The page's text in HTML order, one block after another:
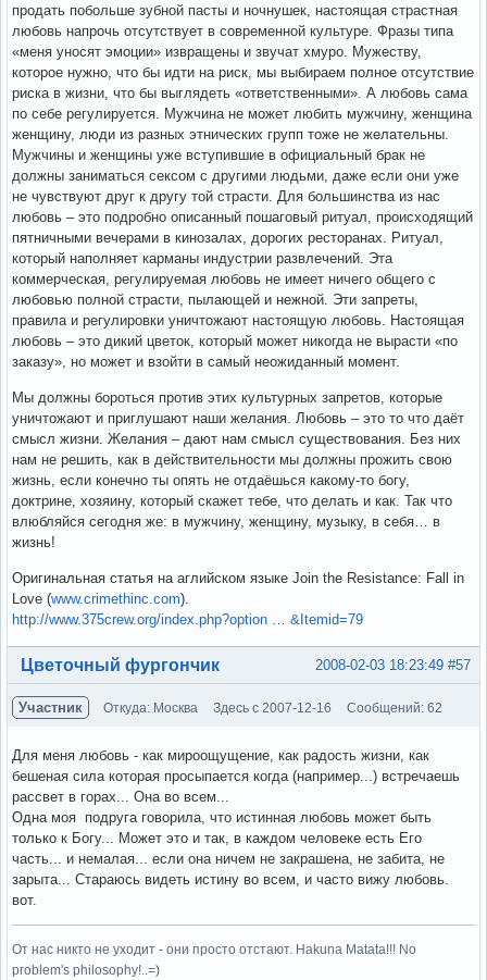
продать побольше зубной пасты и ночнушек, настоящая страстная
любовь напрочь отсутствует в современной культуре. Фразы типа
«меня уносят эмоции» извращены и звучат хмуро. Мужеству,
которое нужно, что бы идти на риск, мы выбираем полное отсутствие
риска в жизни, что бы выглядеть «ответственными». А любовь сама
по себе регулируется. Мужчина не может любить мужчину, женщина
женщину, люди из разных этнических групп тоже не желательны.
Мужчины и женщины уже вступившие в официальный брак не
должны заниматься сексом с другими людьми, даже если они уже
не чувствуют друг к другу той страсти. Для большинства из нас
любовь – это подробно описанный пошаговый ритуал, происходящий
пятничными вечерами в кинозалах, дорогих ресторанах. Ритуал,
который наполняет карманы индустрии развлечений. Эта
коммерческая, регулируемая любовь не имеет ничего общего с
любовью полной страсти, пылающей и нежной. Эти запреты,
правила и регулировки уничтожают настоящую любовь. Настоящая
любовь – это дикий цветок, который может никогда не вырасти «по
заказу», но может и взойти в самый неожиданный момент.
Мы должны бороться против этих культурных запретов, которые
уничтожают и приглушают наши желания. Любовь – это то что даёт
смысл жизни. Желания – дают нам смысл существования. Без них
нам не решить, как в действительности мы должны прожить свою
жизнь, если конечно ты опять не отдаёшься какому-то богу,
доктрине, хозяину, который скажет тебе, что делать и как. Так что
влюбляйся сегодня же: в мужчину, женщину, музыку, в себя… в
жизнь!
Оригинальная статья на аглийском языке Join the Resistance: Fall in
Love (www.crimethinc.com).
http://www.375crew.org/index.php?option … &Itemid=79
Вне форума #57
2008-02-03 18:23:49
Цветочный фургончик
Участник Откуда: Москва Здесь с 2007-12-16 Сообщений: 62
Для меня любовь - как мироощущение, как радость жизни, как
бешеная сила которая просыпается когда (например...) встречаешь
рассвет в горах... Она во всем...
Одна моя подруга говорила, что истинная любовь может быть
только к Богу... Может это и так, в каждом человеке есть Его
часть... и немалая... если она ничем не закрашена, не забита, не
зарыта... Стараюсь видеть истину во всем, и часто вижу любовь.
вот.
От нас никто не уходит - они просто отстают. Hakuna Matata!!! No
problem's philosophy!..=)